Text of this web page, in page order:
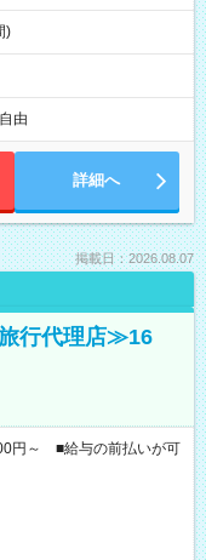
)
由
詳細へ
掲載日：2026.08.07
行代理店≫16
円～ ■給与の前払いが可